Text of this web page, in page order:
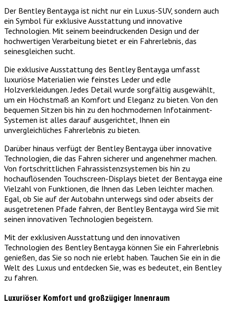
Der Bentley Bentayga ist nicht nur ein Luxus-SUV, sondern auch
ein Symbol für exklusive Ausstattung und innovative
Technologien. Mit seinem beeindruckenden Design und der
hochwertigen Verarbeitung bietet er ein Fahrerlebnis, das
seinesgleichen sucht.
Die exklusive Ausstattung des Bentley Bentayga umfasst
luxuriöse Materialien wie feinstes Leder und edle
Holzverkleidungen. Jedes Detail wurde sorgfältig ausgewählt,
um ein Höchstmaß an Komfort und Eleganz zu bieten. Von den
bequemen Sitzen bis hin zu den hochmodernen Infotainment-
Systemen ist alles darauf ausgerichtet, Ihnen ein
unvergleichliches Fahrerlebnis zu bieten.
Darüber hinaus verfügt der Bentley Bentayga über innovative
Technologien, die das Fahren sicherer und angenehmer machen.
Von fortschrittlichen Fahrassistenzsystemen bis hin zu
hochauflösenden Touchscreen-Displays bietet der Bentayga eine
Vielzahl von Funktionen, die Ihnen das Leben leichter machen.
Egal, ob Sie auf der Autobahn unterwegs sind oder abseits der
ausgetretenen Pfade fahren, der Bentley Bentayga wird Sie mit
seinen innovativen Technologien begeistern.
Mit der exklusiven Ausstattung und den innovativen
Technologien des Bentley Bentayga können Sie ein Fahrerlebnis
genießen, das Sie so noch nie erlebt haben. Tauchen Sie ein in die
Welt des Luxus und entdecken Sie, was es bedeutet, ein Bentley
zu fahren.
Luxuriöser Komfort und großzügiger Innenraum